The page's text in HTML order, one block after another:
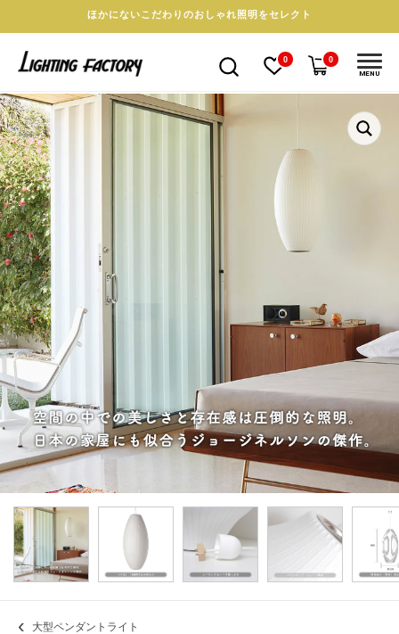
ほかにないこだわりのおしゃれ照明をセレクト
0 0
MENU
大型ペンダントライト